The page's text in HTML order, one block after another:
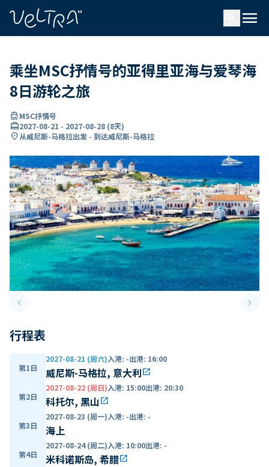
menu
乘坐MSC抒情号的亚得里亚海与爱琴海
8日游轮之旅
directions_boatMSC抒情号
card_travel2027-08-21 - 2027-08-28 (8天)
location_on从威尼斯-马格拉出发 - 到达威尼斯-马格拉
keyboard_arrow_leftPrevious slide keyboard_arrow_right
行程表
第1日
2027-08-21 (周六)入港: -出港: 16:00
威尼斯-马格拉, 意大利open_in_new
第2日
2027-08-22 (周日)入港: 15:00出港: 20:30
科托尔, 黑山 open_in_new
第3日
2027-08-23 (周一)入港: -出港: -
海上
第4日
2027-08-24 (周二)入港: 10:00出港: -
米科诺斯岛, 希腊open_in_new